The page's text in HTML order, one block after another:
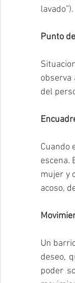
lavado”).
Punto
observa
del
Cuando
escena.
mujer y
acoso,
Un
deseo,
poder